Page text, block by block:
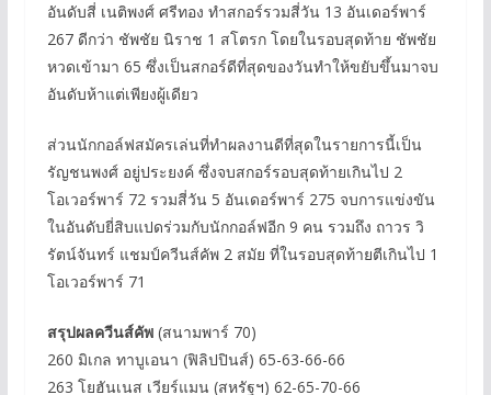
อันดับสี่ เนติพงศ์ ศรีทอง ทำสกอร์รวมสี่วัน 13 อันเดอร์พาร์
267 ดีกว่า ชัพชัย นิราช 1 สโตรก โดยในรอบสุดท้าย ชัพชัย
หวดเข้ามา 65 ซึ่งเป็นสกอร์ดีที่สุดของวันทำให้ขยับขึ้นมาจบ
อันดับห้าแต่เพียงผู้เดียว
ส่วนนักกอล์ฟสมัครเล่นที่ทำผลงานดีที่สุดในรายการนี้เป็น
รัญชนพงศ์ อยู่ประยงค์ ซึ่งจบสกอร์รอบสุดท้ายเกินไป 2
โอเวอร์พาร์ 72 รวมสี่วัน 5 อันเดอร์พาร์ 275 จบการแข่งขัน
ในอันดับยี่สิบแปดร่วมกับนักกอล์ฟอีก 9 คน รวมถึง ถาวร วิ
รัตน์จันทร์ แชมป์ควีนส์คัพ 2 สมัย ที่ในรอบสุดท้ายตีเกินไป 1
โอเวอร์พาร์ 71
สรุปผลควีนส์คัพ(สนามพาร์ 70)
260 มิเกล ทาบูเอนา (ฟิลิปปินส์) 65-63-66-66
263 โยฮันเนส เวียร์แมน (สหรัฐฯ) 62-65-70-66